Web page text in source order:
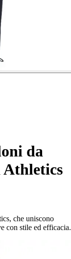
da
Athletics
che uniscono
con stile ed efficacia.